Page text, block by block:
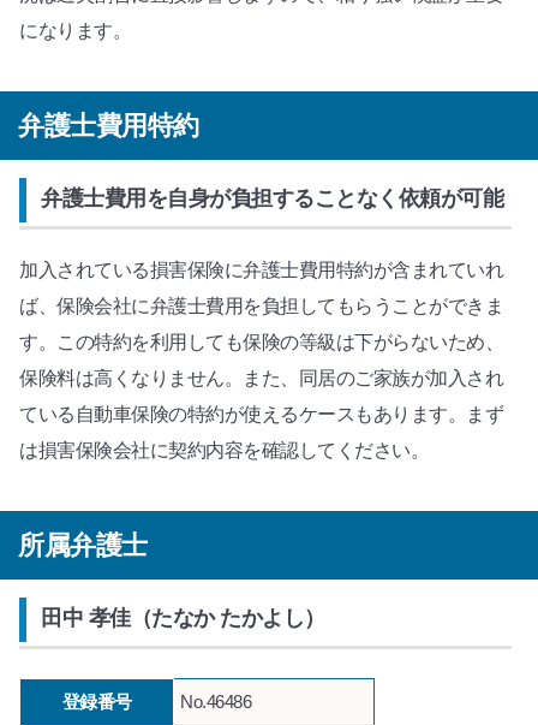
になります。
弁護士費用特約
弁護士費用を自身が負担することなく依頼が可能
加入されている損害保険に弁護士費用特約が含まれていれ
ば、保険会社に弁護士費用を負担してもらうことができま
す。この特約を利用しても保険の等級は下がらないため、
保険料は高くなりません。また、同居のご家族が加入され
ている自動車保険の特約が使えるケースもあります。まず
は損害保険会社に契約内容を確認してください。
所属弁護士
田中 孝佳（たなか たかよし）
登録番号 No.46486